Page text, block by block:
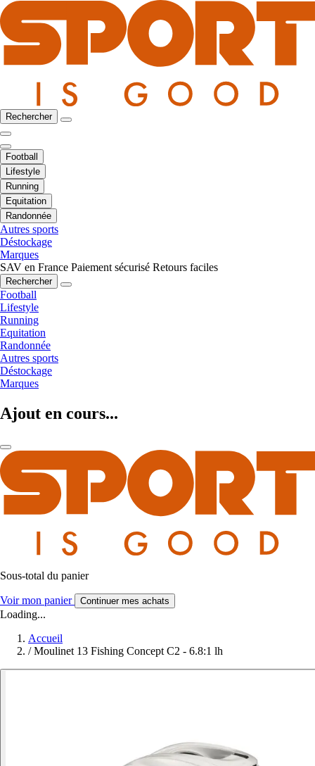
Rechercher
Football
Lifestyle
Running
Equitation
Randonnée
Autres sports
Déstockage
Marques
SAV en France Paiement sécurisé Retours faciles
Rechercher
Football
Lifestyle
Running
Equitation
Randonnée
Autres sports
Déstockage
Marques
Ajout en cours...
Sous-total du panier
Voir mon panier Continuer mes achats
Loading...
Accueil
/ Moulinet 13 Fishing Concept C2 - 6.8:1 lh